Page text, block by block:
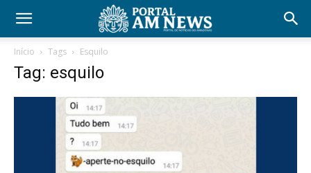
Início Tags Esquilo
Tag: esquilo